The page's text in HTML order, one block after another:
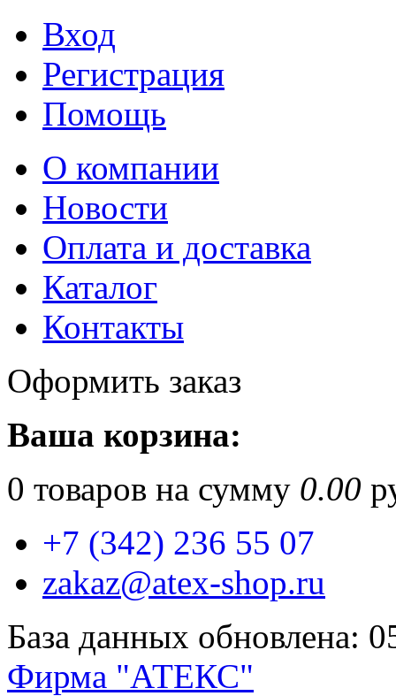
Вход
Регистрация
Помощь
О компании
Новости
Оплата и доставка
Каталог
Контакты
Оформить заказ
Ваша корзина:
0 товаров на сумму 0.00
+7 (342) 236 55 07
zakaz@atex-shop.ru
База данных обновлена:
Фирма "АТЕКС"